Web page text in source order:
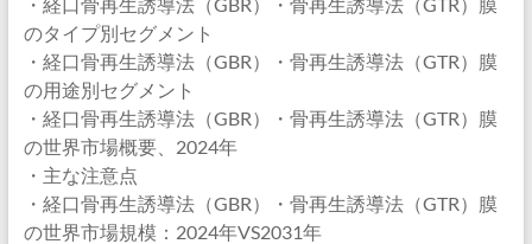
のタイプ別セグメント
・経口骨再生誘導法（GBR）・骨再生誘導法（GTR）膜
の用途別セグメント
・経口骨再生誘導法（GBR）・骨再生誘導法（GTR）膜
の世界市場概要、2024年
・主な注意点
・経口骨再生誘導法（GBR）・骨再生誘導法（GTR）膜
の世界市場規模：2024年VS2031年